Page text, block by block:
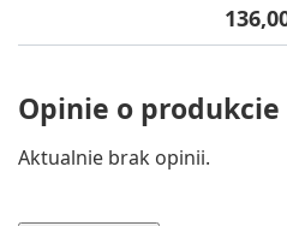
Cena
Opinie o produkcie
Aktualnie brak opinii.